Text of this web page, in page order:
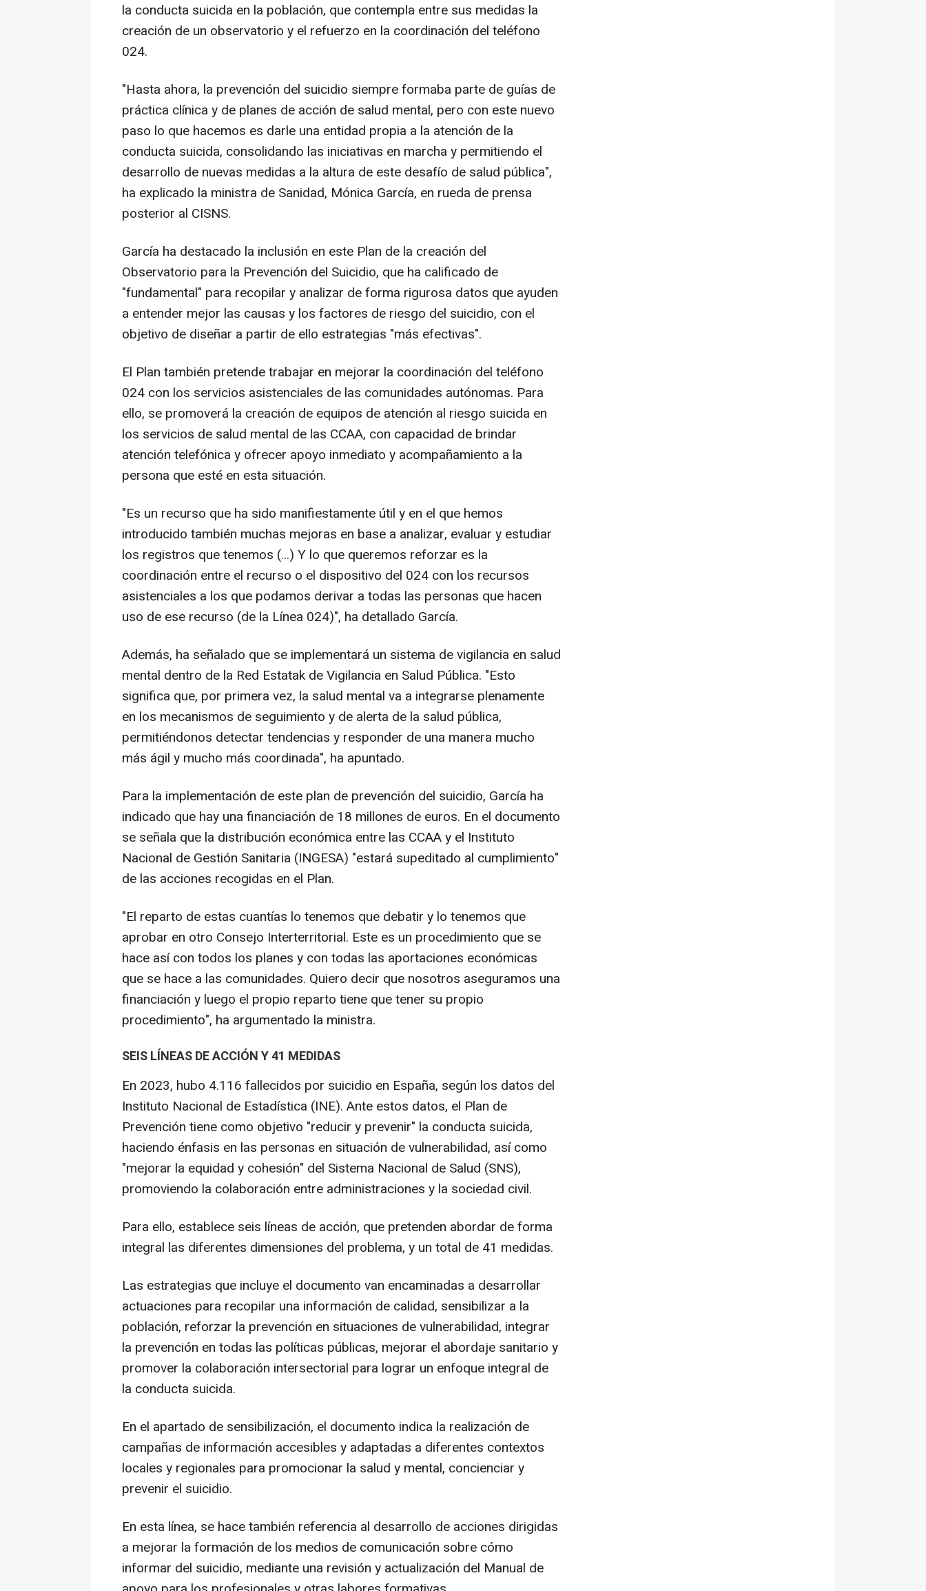
la conducta suicida en la población, que contempla entre sus medidas la
creación de un observatorio y el refuerzo en la coordinación del teléfono
024.
"Hasta ahora, la prevención del suicidio siempre formaba parte de guías de
práctica clínica y de planes de acción de salud mental, pero con este nuevo
paso lo que hacemos es darle una entidad propia a la atención de la
conducta suicida, consolidando las iniciativas en marcha y permitiendo el
desarrollo de nuevas medidas a la altura de este desafío de salud pública",
ha explicado la ministra de Sanidad, Mónica García, en rueda de prensa
posterior al CISNS.
García ha destacado la inclusión en este Plan de la creación del
Observatorio para la Prevención del Suicidio, que ha calificado de
"fundamental" para recopilar y analizar de forma rigurosa datos que ayuden
a entender mejor las causas y los factores de riesgo del suicidio, con el
objetivo de diseñar a partir de ello estrategias "más efectivas".
El Plan también pretende trabajar en mejorar la coordinación del teléfono
024 con los servicios asistenciales de las comunidades autónomas. Para
ello, se promoverá la creación de equipos de atención al riesgo suicida en
los servicios de salud mental de las CCAA, con capacidad de brindar
atención telefónica y ofrecer apoyo inmediato y acompañamiento a la
persona que esté en esta situación.
"Es un recurso que ha sido manifiestamente útil y en el que hemos
introducido también muchas mejoras en base a analizar, evaluar y estudiar
los registros que tenemos (...) Y lo que queremos reforzar es la
coordinación entre el recurso o el dispositivo del 024 con los recursos
asistenciales a los que podamos derivar a todas las personas que hacen
uso de ese recurso (de la Línea 024)", ha detallado García.
Además, ha señalado que se implementará un sistema de vigilancia en salud
mental dentro de la Red Estatak de Vigilancia en Salud Pública. "Esto
significa que, por primera vez, la salud mental va a integrarse plenamente
en los mecanismos de seguimiento y de alerta de la salud pública,
permitiéndonos detectar tendencias y responder de una manera mucho
más ágil y mucho más coordinada", ha apuntado.
Para la implementación de este plan de prevención del suicidio, García ha
indicado que hay una financiación de 18 millones de euros. En el documento
se señala que la distribución económica entre las CCAA y el Instituto
Nacional de Gestión Sanitaria (INGESA) "estará supeditado al cumplimiento"
de las acciones recogidas en el Plan.
"El reparto de estas cuantías lo tenemos que debatir y lo tenemos que
aprobar en otro Consejo Interterritorial. Este es un procedimiento que se
hace así con todos los planes y con todas las aportaciones económicas
que se hace a las comunidades. Quiero decir que nosotros aseguramos una
financiación y luego el propio reparto tiene que tener su propio
procedimiento", ha argumentado la ministra.
SEIS LÍNEAS DE ACCIÓN Y 41 MEDIDAS
En 2023, hubo 4.116 fallecidos por suicidio en España, según los datos del
Instituto Nacional de Estadística (INE). Ante estos datos, el Plan de
Prevención tiene como objetivo "reducir y prevenir" la conducta suicida,
haciendo énfasis en las personas en situación de vulnerabilidad, así como
"mejorar la equidad y cohesión" del Sistema Nacional de Salud (SNS),
promoviendo la colaboración entre administraciones y la sociedad civil.
Para ello, establece seis líneas de acción, que pretenden abordar de forma
integral las diferentes dimensiones del problema, y un total de 41 medidas.
Las estrategias que incluye el documento van encaminadas a desarrollar
actuaciones para recopilar una información de calidad, sensibilizar a la
población, reforzar la prevención en situaciones de vulnerabilidad, integrar
la prevención en todas las políticas públicas, mejorar el abordaje sanitario y
promover la colaboración intersectorial para lograr un enfoque integral de
la conducta suicida.
En el apartado de sensibilización, el documento indica la realización de
campañas de información accesibles y adaptadas a diferentes contextos
locales y regionales para promocionar la salud y mental, concienciar y
prevenir el suicidio.
En esta línea, se hace también referencia al desarrollo de acciones dirigidas
a mejorar la formación de los medios de comunicación sobre cómo
informar del suicidio, mediante una revisión y actualización del Manual de